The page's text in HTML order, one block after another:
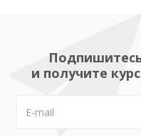
и получите